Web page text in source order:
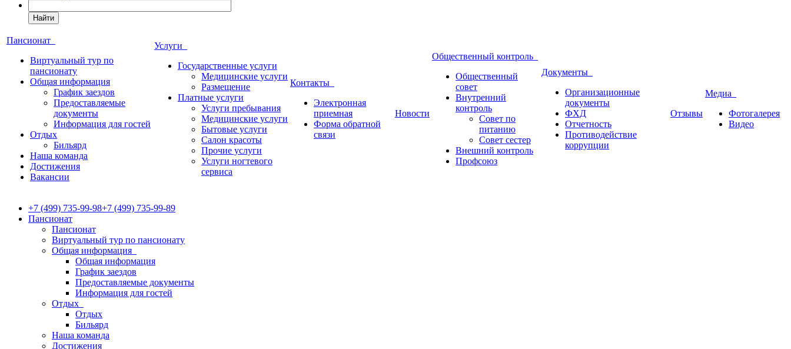
Найти
Пансионат
Виртуальный тур по
пансионату
Общая информация
График заездов
Предоставляемые
документы
Информация для гостей
Отдых
Бильярд
Наша команда
Достижения
Вакансии
Услуги
Государственные услуги
Медицинские услуги
Размещение
Платные услуги
Услуги пребывания
Медицинские услуги
Бытовые услуги
Салон красоты
Прочие услуги
Услуги ногтевого
сервиса
Контакты
Электронная
приемная
Форма обратной
связи
Новости
Общественный контроль
Общественный
совет
Внутренний
контроль
Совет по
питанию
Совет сестер
Внешний контроль
Профсоюз
Документы
Организационные
документы
ФХД
Отчетность
Противодействие
коррупции
Отзывы
Медиа
Фотогалерея
Видео
+7 (499) 735-99-98+7 (499) 735-99-89
Пансионат
Пансионат
Виртуальный тур по пансионату
Общая информация
Общая информация
График заездов
Предоставляемые документы
Информация для гостей
Отдых
Отдых
Бильярд
Наша команда
Достижения